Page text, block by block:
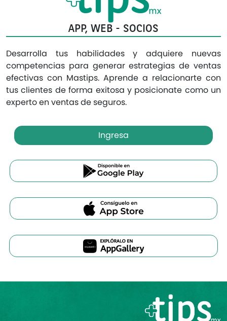
APP, WEB - SOCIOS
Desarrolla tus habilidades y adquiere nuevas
competencias para generar estrategias de ventas
efectivas con Mastips. Aprende a relacionarte con
tus clientes de forma exitosa y posicionate como un
experto en ventas de seguros.
Ingresa